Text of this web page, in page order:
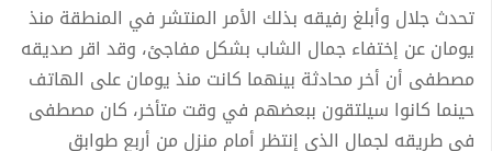
تحدث جلال وأبلغ رفيقه بذلك الأمر المنتشر في المنطقة منذ
يومان عن إختفاء جمال الشاب بشكل مفاجئ، وقد اقر صديقه
مصطفى أن أخر محادثة بينهما كانت منذ يومان على الهاتف
حينما كانوا سيلتقون ببعضهم في وقت متأخر، كان مصطفى
في طريقه لجمال الذي إنتظر أمام منزل من أربع طوابق